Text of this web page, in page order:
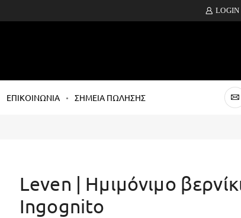
LOGIN
ΕΠΙΚΟΙΝΩΝΙΑ ΣΗΜΕΙΑ ΠΩΛΗΣΗΣ
Leven | Ημιμόνιμο
Ingognito